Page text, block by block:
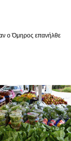
ο Όμηρος επανήλθε